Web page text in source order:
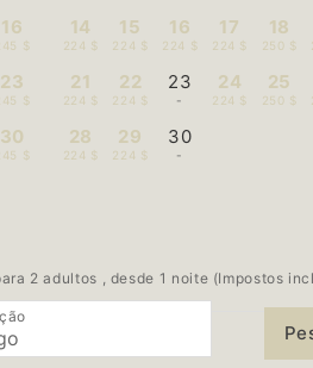
16
$
23
$
30
$
14
224 $
15
224 $
16
224 $
17
224 $
18
250 $
21
224 $
22
224 $
23
-
24
224 $
25
250 $
28
224 $
29
224 $
30
-
2 adultos , desde 1 noite (Impostos